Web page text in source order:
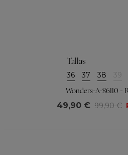
Tallas
36 37 38 39
Wonders-A-86110 -
49,90 € 99,90 €